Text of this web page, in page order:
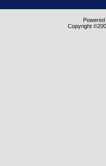
Copyright